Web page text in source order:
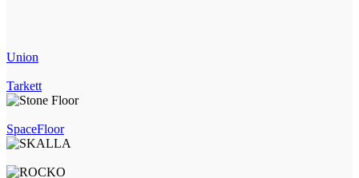
Union
Tarkett
SpaceFloor